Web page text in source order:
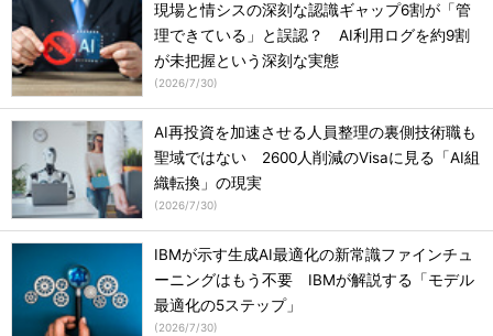
現場と情シスの深刻な認識ギャップ6割が「管
理できている」と誤認？ AI利用ログを約9割
が未把握という深刻な実態
(2026/7/30)
AI再投資を加速させる人員整理の裏側技術職も
聖域ではない 2600人削減のVisaに見る「AI組
織転換」の現実
(2026/7/30)
IBMが示す生成AI最適化の新常識ファインチュ
ーニングはもう不要 IBMが解説する「モデル
最適化の5ステップ」
(2026/7/30)